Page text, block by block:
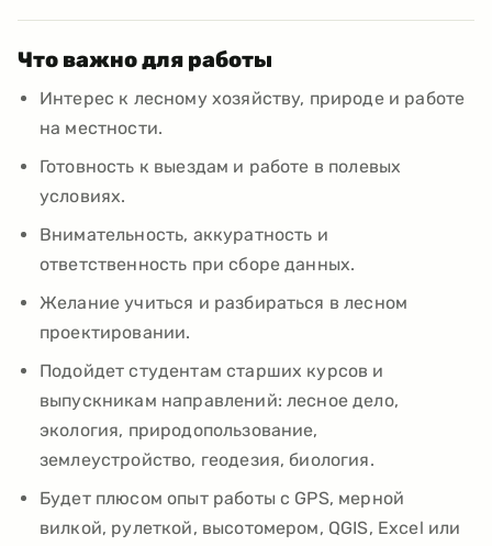
Что важно для работы
Интерес к лесному хозяйству, природе и работе
на местности.
Готовность к выездам и работе в полевых
условиях.
Внимательность, аккуратность и
ответственность при сборе данных.
Желание учиться и разбираться в лесном
проектировании.
Подойдет студентам старших курсов и
выпускникам направлений: лесное дело,
экология, природопользование,
землеустройство, геодезия, биология.
Будет плюсом опыт работы с GPS, мерной
вилкой, рулеткой, высотомером, QGIS, Excel или